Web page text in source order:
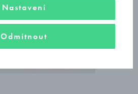
Nastavení
Odmítnout